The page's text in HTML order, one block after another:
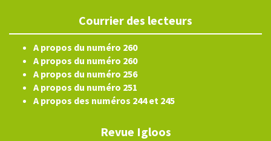
Courrier des lecteurs
A propos du numéro 260
A propos du numéro 260
A propos du numéro 256
A propos du numéro 251
A propos des numéros 244 et 245
Revue Igloos